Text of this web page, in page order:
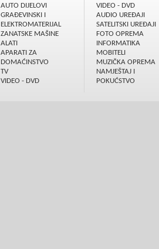
AUTO DIJELOVI
GRAÐEVINSKI I
ELEKTROMATERIJAL
ZANATSKE MAŠINE
ALATI
APARATI ZA
DOMAĆINSTVO
TV
VIDEO - DVD
VIDEO - DVD
AUDIO UREÐAJI
SATELITSKI UREÐAJI
FOTO OPREMA
INFORMATIKA
MOBITELI
MUZIČKA OPREMA
NAMJEŠTAJ I
POKUĆSTVO